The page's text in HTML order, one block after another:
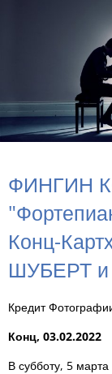
ФИНГИН
Конц-
ШУБЕРТ и
Кредит
Конц, 03.02.2022
В субботу, 5